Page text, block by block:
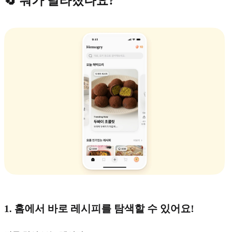
1. 홈에서 바로 레시피를 탐색할 수 있어요!